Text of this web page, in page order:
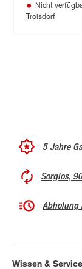
Nicht
Troisdorf
5 Jahre
Sorglos,
Abholung
Wissen & Service